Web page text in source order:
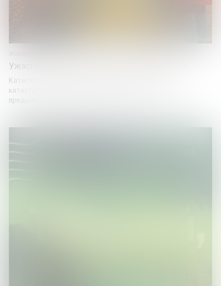
Ужасно катастрофический поход в зоопарк
Катастрофа никогда не приходит одна. Ужасно
катастрофическому походу школьников в зоопарк
предшествовала целая серия катастроф, и первая из них ...